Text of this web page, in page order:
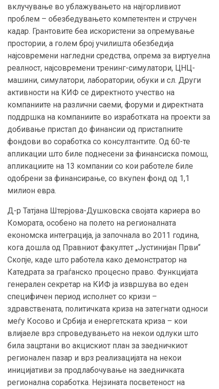
вклучување во ублажувањето на најгорливиот
проблем – обезбедувањето компетентен и стручен
кадар. Грантовите беа искористени за опремување
простории, а голем број училишта обезбедија
најсовремени нагледни средства, опрема за виртуелна
реалност, најсовремени тренинг-симулатори, ЦНЦ-
машини, симулатори, лаборатории, обуки и сл. Други
активности на КИФ се директното учество на
компаниите на различни саеми, форуми и директната
поддршка на компаниите во изработката на проекти за
добивање пристап до финансии од пристапните
фондови во соработка со консултантите. Од 60-те
апликации што биле поднесени за финансиска помош,
апликациите на 13 компании со кои работеле биле
одобрени за финансирање, со вкупен фонд од 1,1
милион евра.
Д-р Татјана Штерјова-Душковска својата кариера во
Комората, особено на полето на регионалната
економска интеграција, ја започнала во 2011 година,
кога дошла од Правниот факултет „Јустинијан Први“
Скопје, каде што работела како демонстратор на
Катедрата за граѓанско процесно право. Функцијата
генерален секретар на КИФ ја извршува во еден
специфичен период исполнет со кризи –
здравствената, политичката криза на затегнати односи
меѓу Косово и Србија и енергетската криза – кои
влијаеле врз спроведувањето на некои одлуки што
била зацртани во акцискиот план за заедничкиот
регионален пазар и врз реализацијата на некои
иницијативи за продлабочување на заедничката
регионална соработка. Нејзината посветеност на